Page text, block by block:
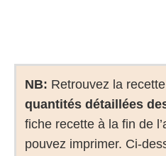
NB: Retrouvez la
quantités détaillées
fiche recette à la fin de
pouvez imprimer. Ci-